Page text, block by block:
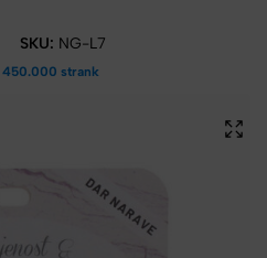
SKU: NG-L7
450.000 strank